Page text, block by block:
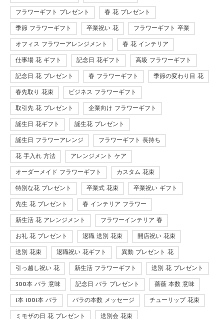
フラワーギフト プレゼント 春 花 プレゼント
季節 フラワーギフト 卒業祝い 花 フラワーギフト 卒業
オフィス フラワーアレンジメント 春 花 インテリア
仕事場 花 ギフト 記念日 花ギフト 高級 フラワーギフト
記念日 花 プレゼント 春 フラワーギフト 季節の変わり目 花
春先取り 花束 ビジネス フラワーギフト
取引先 花 プレゼント 企業向け フラワーギフト
誕生日 花ギフト 誕生花 プレゼント
誕生日 フラワーアレンジ フラワーギフト 長持ち
花 手入れ 方法 アレンジメント ケア
オーダーメイド フラワーギフト カスタム 花束
特別な花 プレゼント 卒業式 花束 卒業祝い ギフト
先生 花 プレゼント 春 インテリア フラワー
新生活 花 アレンジメント フラワーインテリア 春
お礼 花 プレゼント 退職 送別 花束 開店祝い 花束
送別 花束 退職祝い 花ギフト 異動 プレゼント 花
引っ越し祝い 花 新生活 フラワーギフト 送別 花 プレゼント
300本 バラ 意味 記念日 バラ プレゼント 薔薇 本数 意味
1本 1001本 バラ バラの本数 メッセージ チューリップ 花束
ミモザの日 花 プレゼント 送別会 花束